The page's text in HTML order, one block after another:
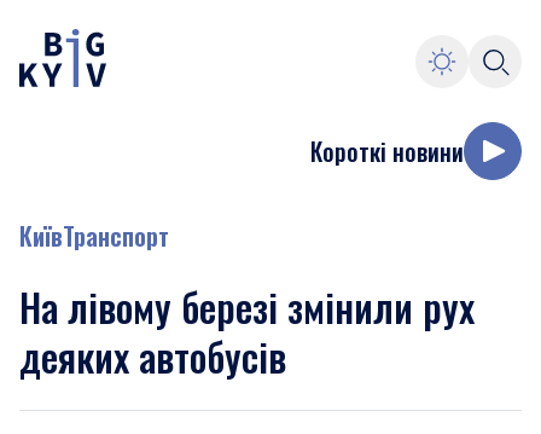
Короткі новини
КиївТранспорт
На лівому березі змінили рух
деяких автобусів